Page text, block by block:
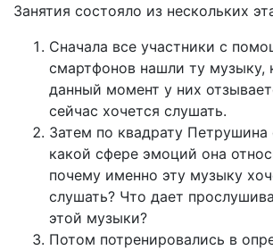
Занятия состояло из нескольких
Сначала все участники с
смартфонов нашли ту музыку,
данный момент у них
сейчас хочется слушать.
Затем по квадрату Петрушина
какой сфере эмоций она
почему именно эту музыку
слушать? Что дает
этой музыки?
Потом потренировались в